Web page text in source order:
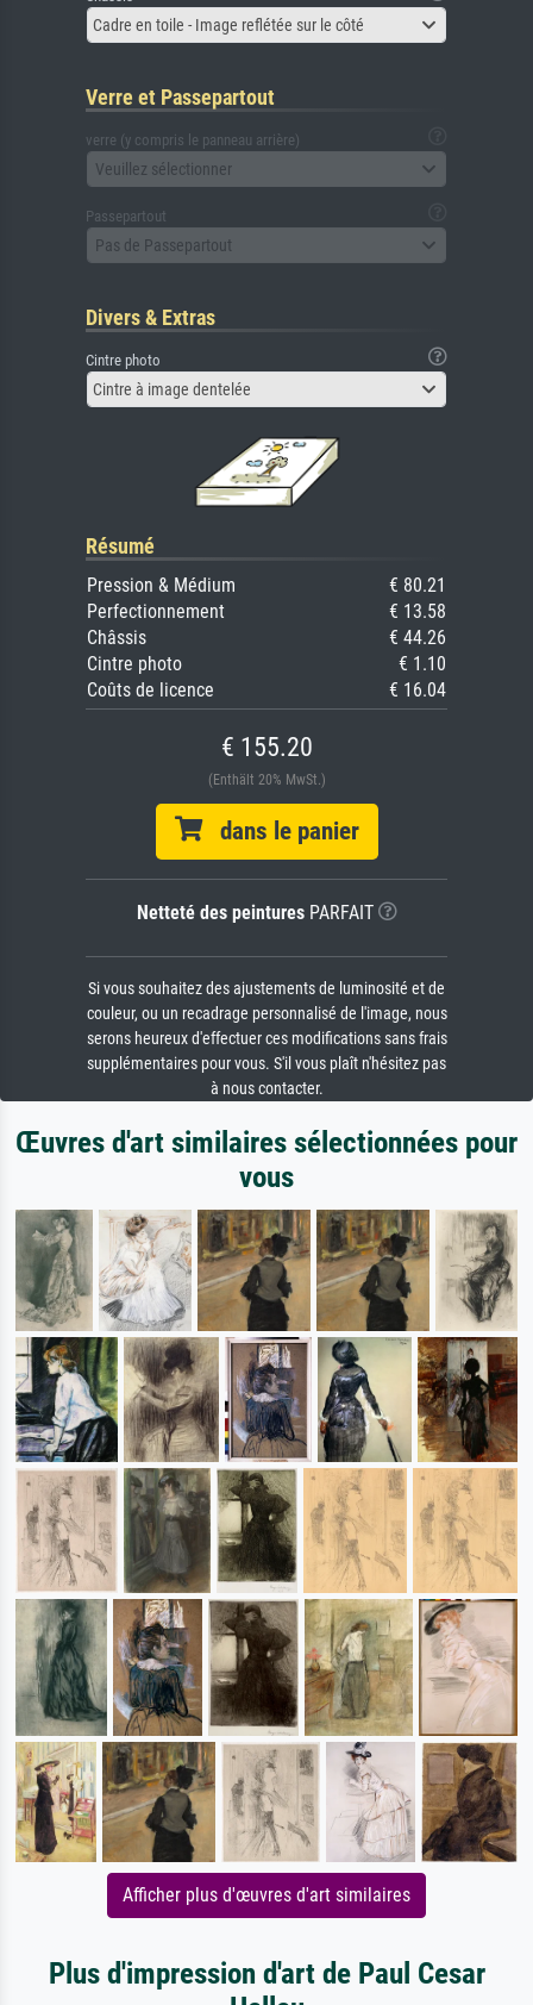
Cadre en toile - Image reflétée sur le côté
Verre et Passepartout
verre (y compris le panneau arrière)
Veuillez sélectionner
Passepartout
Pas de Passepartout
Divers & Extras
Cintre photo
Cintre à image dentelée
Résumé
Pression & Médium
€ 80.21
Perfectionnement
€ 13.58
Châssis
€ 44.26
Cintre photo
€ 1.10
Coûts de licence
€ 16.04
€ 155.20
(Enthält 20% MwSt.)
dans le panier
Netteté des peinturesPARFAIT
Si vous souhaitez des ajustements de luminosité et de
couleur, ou un recadrage personnalisé de l'image, nous
serons heureux d'effectuer ces modifications sans frais
supplémentaires pour vous. S'il vous plaît n'hésitez pas
à nous contacter.
Œuvres d'art similaires sélectionnées pour
vous
Afficher plus d'œuvres d'art similaires
Plus d'impression d'art de Paul Cesar